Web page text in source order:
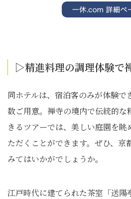
▷精進料理の調理体験で
同ホテルは、宿泊客のみが体験で
数ご用意。禅寺の境内で伝統的な
きるツアーでは、美しい庭園を
ただくことができます。ぜひ、京
みてはいかがでしょうか。
江戸時代に建てられた茶室「送陽